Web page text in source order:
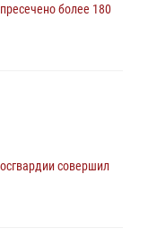
более 180
совершил